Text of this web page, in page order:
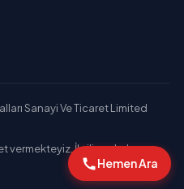
Sanayi Ve Ticaret Limited
vermekteyiz. İlgili markaların
Hemen Ara